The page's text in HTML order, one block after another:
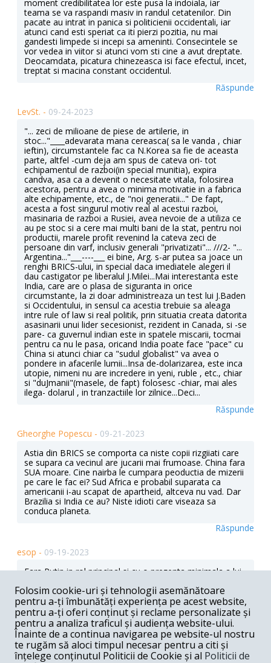
moment credibilitatea lor este pusa la indoiala, iar
teama se va raspandi masiv in randul cetatenilor. Din
pacate au intrat in panica si politicienii occidentali, iar
atunci cand esti speriat ca iti pierzi pozitia, nu mai
gandesti limpede si incepi sa ameninti. Consecintele se
vor vedea in viitor si atunci vom sti cine a avut dreptate.
Deocamdata, picatura chinezeasca isi face efectul, incet,
treptat si macina constant occidentul.
Răspunde
LevSt. - 09-24-2023
"... zeci de milioane de piese de artilerie, in
stoc..."____adevarata mana cereasca( sa le vanda , chiar
ieftin), circumstantele fac ca N.Korea sa fie de aceasta
parte, altfel -cum deja am spus de cateva ori- tot
echipamentul de razboi(in special munitia), expira
candva, asa ca a devenit o necesitate vitala, folosirea
acestora, pentru a avea o minima motivatie in a fabrica
alte echipamente, etc., de "noi generatii..." De fapt,
acesta a fost singurul motiv real al acestui razboi,
masinaria de razboi a Rusiei, avea nevoie de a utiliza ce
au pe stoc si a cere mai multi bani de la stat, pentru noi
productii, marele profit revenind la cateva zeci de
persoane din varf, inclusiv generali "privatizati"... ///2- "...
Argentina..."___----___ ei bine, Arg. s-ar putea sa joace un
renghi BRICS-ului, in special daca imediatele alegeri il
dau castigator pe liberalul J.Milei...Mai interestanta este
India, care are o plasa de siguranta in orice
circumstante, la zi doar administreaza un test lui J.Baden
si Occidentului, in sensul ca acestia trebuie sa aleaga
intre rule of law si real politik, prin situatia creata datorita
asasinarii unui lider secesionist, rezident in Canada, si -se
pare- ca guvernul indian este in spatele miscarii, tocmai
pentru ca nu le pasa, oricand India poate face "pace" cu
China si atunci chiar ca "sudul globalist" va avea o
pondere in afacerile lumii...Insa de-dolarizarea, este inca
utopie, nimeni nu are incredere in yeni, ruble , etc., chiar
si "duJmanii"(masele, de fapt) folosesc -chiar, mai ales
ilega- dolarul , in tranzactiile lor zilnice...Deci...
Răspunde
Gheorghe Popescu - 09-21-2023
Astia din BRICS se comporta ca niste copii rizgiiati care
se supara ca vecinul are jucarii mai frumoase. China fara
SUA moare. Cine nairba le cumpara peoductia de mizerii
pe care le fac ei? Sud Africa e probabil suparata ca
americanii i-au scapat de apartheid, altceva nu vad. Dar
Brazilia si India ce au? Niste idioti care viseaza sa
conduca planeta.
Răspunde
esop - 09-19-2023
Fara Putin in rol principal si cu o prezenta minimala a lui
ramas captiv la Moscova , pina si Kim a plecat sa colinde
Rusia cu Soigu si un XI ce nu a fost prezent la G20 ne
arata limitele si situatia duficila in caare se afla Rusia si
China .Cei care si-au organizat armatele acceptind
armamentul rusilor, ala de eludeaza toate legile fizicii si
care nu poate fi lovit de nimeni ,au constatat deodata
irealul spuselor lui Putin ce ne este evident cit de mult a
fost mintit chiar de savantii lui .Pina si Erdogan a fost
Folosim cookie-uri și tehnologii asemănătoare
pentru a-ți îmbunătăți experiența pe acest website,
pentru a-ți oferi conținut și reclame personalizate și
pentru a analiza traficul și audiența website-ului.
Înainte de a continua navigarea pe website-ul nostru
te rugăm să aloci timpul necesar pentru a citi și
înțelege conținutul Politicii de Cookie și al Politicii de